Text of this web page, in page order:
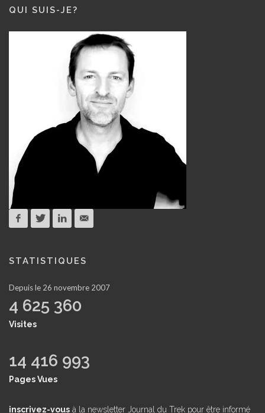
QUI SUIS-JE?
STATISTIQUES
Depuis le 26 novembre 2007
4 625 360
14 416 993